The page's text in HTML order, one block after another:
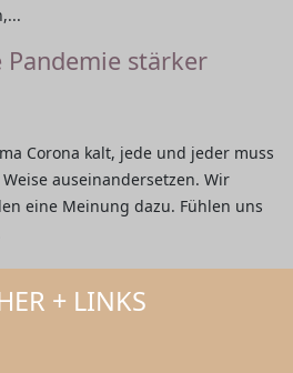
stärker
Corona kalt, jede und jeder muss
auseinandersetzen. Wir
eine Meinung dazu. Fühlen uns
+ LINKS